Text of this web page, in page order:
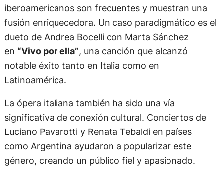
iberoamericanos son frecuentes y muestran una
fusión enriquecedora. Un caso paradigmático es el
dueto de Andrea Bocelli con Marta Sánchez
en “Vivo por ella”, una canción que alcanzó
notable éxito tanto en Italia como en
Latinoamérica.
La ópera italiana también ha sido una vía
significativa de conexión cultural. Conciertos de
Luciano Pavarotti y Renata Tebaldi en países
como Argentina ayudaron a popularizar este
género, creando un público fiel y apasionado.